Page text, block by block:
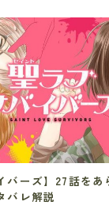
バーズ】27話を
バレ解説